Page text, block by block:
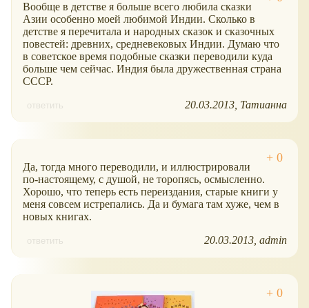
Вообще в детстве я больше всего любила сказки
Азии особенно моей любимой Индии. Сколько в
детстве я перечитала и народных сказок и сказочных
повестей: древних, средневековых Индии. Думаю что
в советское время подобные сказки переводили куда
больше чем сейчас. Индия была дружественная страна
СССР.
ответить 20.03.2013 Татианна
Да, тогда много переводили, и иллюстрировали
по-настоящему, с душой, не торопясь, осмысленно.
Хорошо, что теперь есть переиздания, старые книги у
меня совсем истрепались. Да и бумага там хуже, чем в
новых книгах.
ответить 20.03.2013 admin